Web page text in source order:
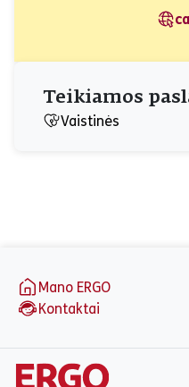
Teikiamos
Vaistinės
Mano ERGO
Kontaktai